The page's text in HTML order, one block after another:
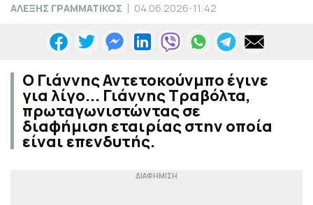
ΑΛΕΞΗΣ ΓΡΑΜΜΑΤΙΚΟΣ 04.06.2026-11:42
Ο Γιάννης Αντετοκούνμπο έγινε
για λίγο... Γιάννης Τραβόλτα,
πρωταγωνιστώντας σε
διαφήμιση εταιρίας στην οποία
είναι επενδυτής.